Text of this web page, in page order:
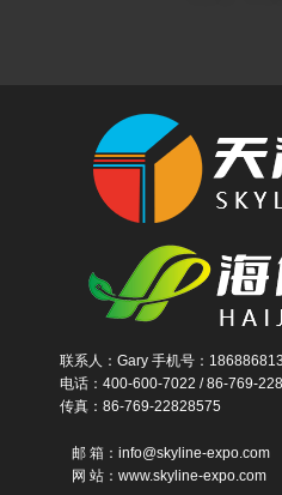
联系人：Gary 手机号：
电话：400-600-7022 / 86-769-
传真：86-769-22828575
邮 箱：info@skyline-expo.com
网 站：www.skyline-expo.com